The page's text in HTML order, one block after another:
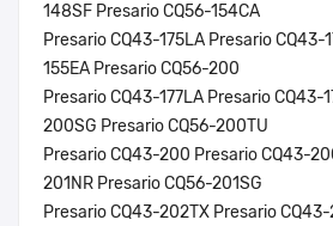
148SF Presario CQ56-154CA
Presario CQ43-175LA Presario CQ43-
155EA Presario CQ56-200
Presario CQ43-177LA Presario CQ43-
200SG Presario CQ56-200TU
Presario CQ43-200 Presario CQ43-
201NR Presario CQ56-201SG
Presario CQ43-202TX Presario